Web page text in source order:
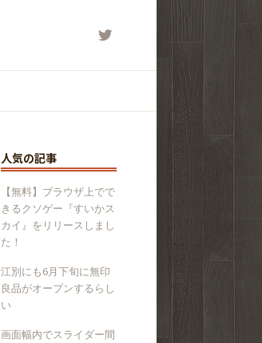
人気の記事
【無料】ブラウザ上でで
きるクソゲー『すいかス
カイ』をリリースしまし
た！
江別にも6月下旬に無印
良品がオープンするらし
い
画面幅内でスライダー間